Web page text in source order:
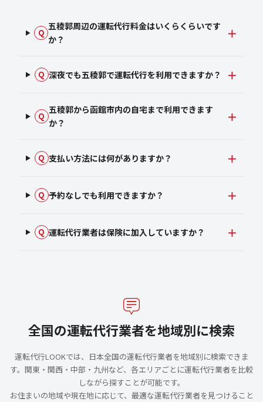
Q
五稜郭周辺の運転代行料金はいくらくらいです
か？
Q 深夜でも五稜郭で運転代行を利用できますか？
Q
五稜郭から函館市内の自宅まで利用できます
か？
Q 支払い方法には何がありますか？
Q 予約なしでも利用できますか？
Q 運転代行業者は保険に加入していますか？
全国の運転代行業者を地域別に検索
運転代行LOOKでは、日本全国の運転代行業者を地域別に検索できま
す。関東・関西・中部・九州など、各エリアごとに運転代行業者を比較
しながら探すことが可能です。
お住まいの地域や現在地に応じて、最適な運転代行業者を見つけること